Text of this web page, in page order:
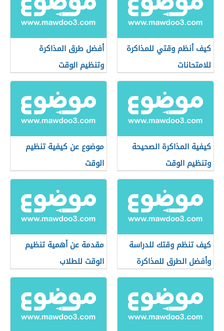
كيف أنظم وقتي للمذاكرة
للامتحانات
أفضل طرق المذاكرة
وتنظيم الوقت
كيفية المذاكرة الصحيحة
وتنظيم الوقت
موضوع عن كيفية تنظيم
الوقت
كيف تنظم وقتك للدراسة
وأفضل الطرق للمذاكرة
مقدمة عن أهمية تنظيم
الوقت للطلاب